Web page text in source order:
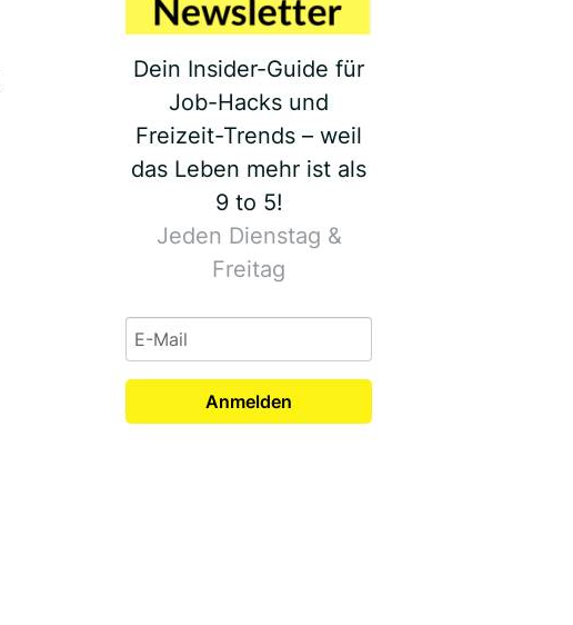
Dein Insider-Guide für
Job-Hacks und
Freizeit-Trends – weil
das Leben mehr ist als
9 to 5!
Jeden Dienstag &
Freitag
Anmelden